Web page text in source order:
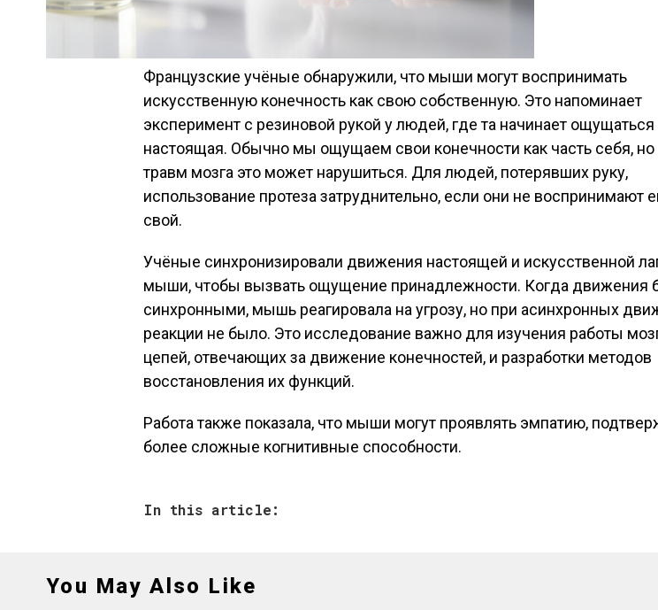
Французские учёные обнаружили, что мыши могут воспринимать
искусственную конечность как свою собственную. Это напоминает
эксперимент с резиновой рукой у людей, где та начинает ощущаться
настоящая. Обычно мы ощущаем свои конечности как часть себя, но
травм мозга это может нарушиться. Для людей, потерявших руку,
использование протеза затруднительно, если они не воспринимают
свой.
Учёные синхронизировали движения настоящей и искусственной
мыши, чтобы вызвать ощущение принадлежности. Когда движения
синхронными, мышь реагировала на угрозу, но при асинхронных
реакции не было. Это исследование важно для изучения работы
цепей, отвечающих за движение конечностей, и разработки методов
восстановления их функций.
Работа также показала, что мыши могут проявлять эмпатию,
более сложные когнитивные способности.
In this article:
You May Also Like